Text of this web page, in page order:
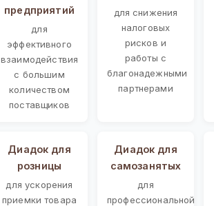
предприятий
для
эффективного
взаимодействия
с большим
количеством
поставщиков
для снижения
налоговых
рисков и
работы с
благонадежными
партнерами
Диадок для
розницы
для ускорения
приемки товара
Диадок для
самозанятых
для
профессиональной